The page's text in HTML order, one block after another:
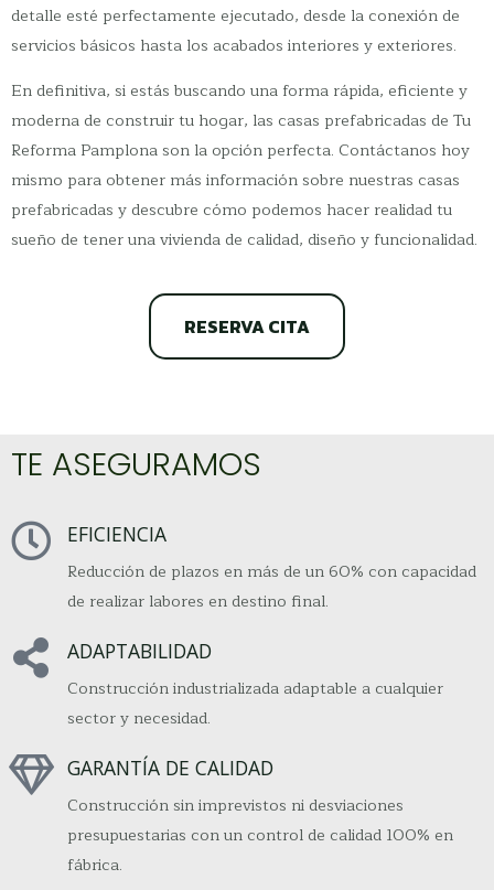
detalle esté perfectamente ejecutado, desde la conexión de
servicios básicos hasta los acabados interiores y exteriores.
En definitiva, si estás buscando una forma rápida, eficiente y
moderna de construir tu hogar, las casas prefabricadas de Tu
Reforma Pamplona son la opción perfecta. Contáctanos hoy
mismo para obtener más información sobre nuestras casas
prefabricadas y descubre cómo podemos hacer realidad tu
sueño de tener una vivienda de calidad, diseño y funcionalidad.
RESERVA CITA
TE ASEGURAMOS
EFICIENCIA
Reducción de plazos en más de un 60% con capacidad
de realizar labores en destino final.
ADAPTABILIDAD
Construcción industrializada adaptable a cualquier
sector y necesidad.
GARANTÍA DE CALIDAD
Construcción sin imprevistos ni desviaciones
presupuestarias con un control de calidad 100% en
fábrica.